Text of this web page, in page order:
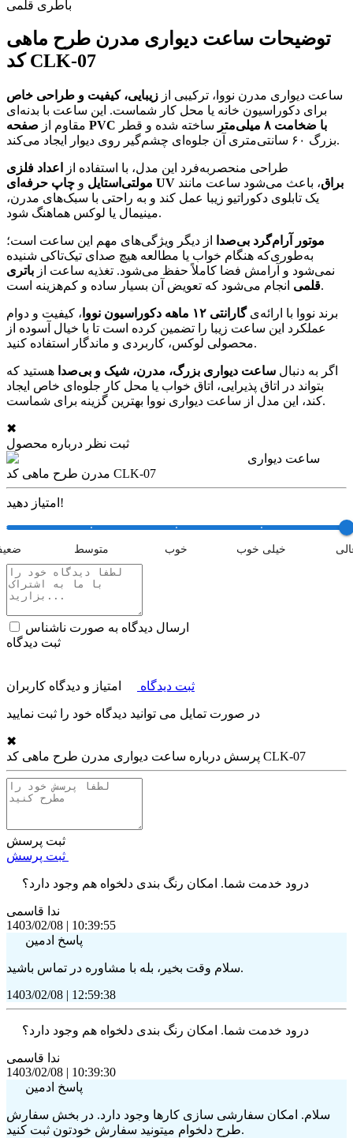
باطری قلمی
توضیحات ساعت دیواری مدرن طرح ماهی
کد CLK-07
ساعت دیواری مدرن نووا، ترکیبی از زیبایی، کیفیت و طراحی خاص
برای دکوراسیون خانه یا محل کار شماست. این ساعت با بدنه‌ای
مقاوم از
صفحه PVC با ضخامت ۸ میلی‌متر
ساخته شده و قطر
بزرگ ۶۰ سانتی‌متری آن جلوه‌ای چشم‌گیر روی دیوار ایجاد می‌کند.
طراحی منحصربه‌فرد این مدل، با استفاده از
اعداد فلزی
مولتی‌استایل و چاپ حرفه‌ای UV براق، باعث می‌شود ساعت مانند
یک تابلوی دکوراتیو زیبا عمل کند و به راحتی با سبک‌های مدرن،
مینیمال یا لوکس هماهنگ شود.
موتور آرام‌گرد بی‌صدا
از دیگر ویژگی‌های مهم این ساعت است؛
به‌طوری‌که هنگام خواب یا مطالعه هیچ صدای تیک‌تاکی شنیده
نمی‌شود و آرامش فضا کاملاً حفظ می‌شود. تغذیه ساعت از باتری
قلمیانجام می‌شود که تعویض آن بسیار ساده و کم‌هزینه است.
برند نووا با ارائه‌یگارانتی ۱۲ ماهه دکوراسیون نووا
، کیفیت و دوام
عملکرد این ساعت زیبا را تضمین کرده است تا با خیال آسوده از
محصولی لوکس، کاربردی و ماندگار استفاده کنید.
اگر به دنبال ساعت دیواری بزرگ، مدرن، شیک و بی‌صدا هستید که
بتواند در اتاق پذیرایی، اتاق خواب یا محل کار جلوه‌ای خاص ایجاد
کند، این مدل از ساعت دیواری نووا بهترین گزینه برای شماست.
✖
ثبت نظر درباره محصول
ساعت دیواری
مدرن طرح ماهی کد CLK-07
امتیاز دهید!
متوسط خوب خیلی خوب
ارسال دیدگاه به صورت ناشناس
ثبت دیدگاه
ثبت دیدگاه امتیاز و دیدگاه کاربران
در صورت تمایل می توانید دیدگاه خود را ثبت نمایید
✖
پرسش درباره ساعت دیواری مدرن طرح ماهی کد CLK-07
ثبت پرسش
درود خدمت شما. امکان رنگ بندی دلخواه هم وجود دارد؟
ندا قاسمی
1403/02/08 | 10:39:55
پاسخ ادمین
سلام وقت بخیر، بله با مشاوره در تماس باشید.
1403/02/08 | 12:59:38
درود خدمت شما. امکان رنگ بندی دلخواه هم وجود دارد؟
ندا قاسمی
1403/02/08 | 10:39:30
پاسخ ادمین
سلام. امکان سفارشی سازی کارها وجود دارد. در بخش سفارش
طرح دلخوام میتونید سفارش خودتون ثبت کنید.